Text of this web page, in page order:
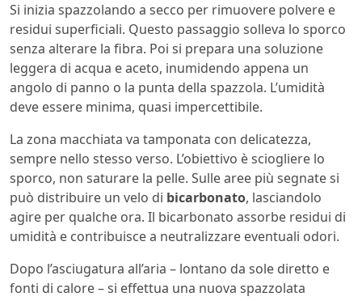
Si inizia spazzolando a secco per rimuovere polvere e
residui superficiali. Questo passaggio solleva lo sporco
senza alterare la fibra. Poi si prepara una soluzione
leggera di acqua e aceto, inumidendo appena un
angolo di panno o la punta della spazzola. L’umidità
deve essere minima, quasi impercettibile.
La zona macchiata va tamponata con delicatezza,
sempre nello stesso verso. L’obiettivo è sciogliere lo
sporco, non saturare la pelle. Sulle aree più segnate si
può distribuire un velo di bicarbonato, lasciandolo
agire per qualche ora. Il bicarbonato assorbe residui di
umidità e contribuisce a neutralizzare eventuali odori.
Dopo l’asciugatura all’aria – lontano da sole diretto e
fonti di calore – si effettua una nuova spazzolata